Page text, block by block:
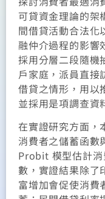
可貸資金理論的架
間借貸活動合法化
融仲介過程的影響
採用分層二段隨機
戶家庭，派員直接
借貸之情形，用以
並採用是項調查資
在實證研究方面，
消費者之儲蓄函數
Probit 模型估計消
數，實證結果除了
富增加會促使消費